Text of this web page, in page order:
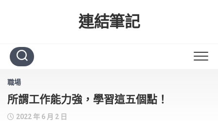
連結筆記
職場
所謂工作能力強，學習這五個點！
2022 年 6 月 2 日